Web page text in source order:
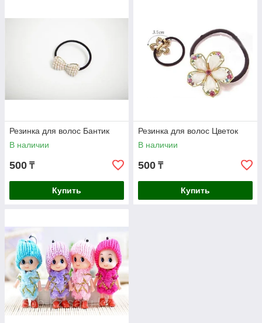
Резинка для волос Бантик
В наличии
500 ₸
Купить
Резинка для волос Цветок
В наличии
500 ₸
Купить